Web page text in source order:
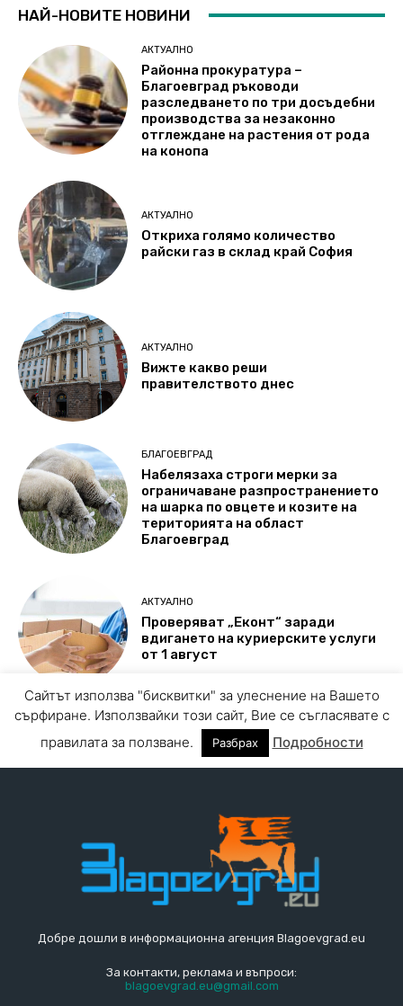
Добре дошли в информационна агенция Blagoevgrad.eu
За контакти, реклама и въпроси:
blagoevgrad.eu@gmail.com